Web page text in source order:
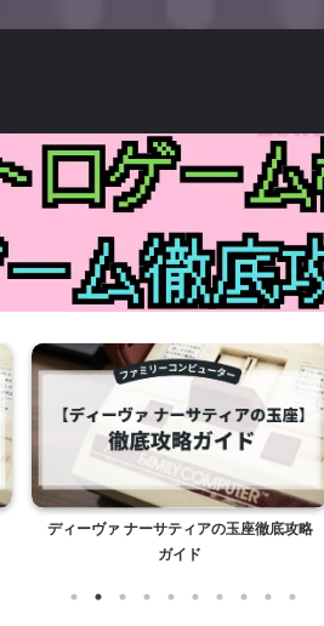
ディーヴァ ナーサティアの玉座徹底攻略
ガイド